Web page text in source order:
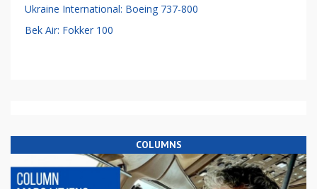
Ukraine International: Boeing 737-800
Bek Air: Fokker 100
COLUMNS